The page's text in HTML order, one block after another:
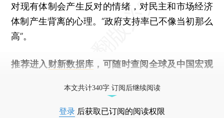
对现有体制会产生反对的情绪，对民主和市场经济
体制产生背离的心理。“政府支持率已不像当初那么
高”。
推荐进入 财新数据库 ，可随时查阅全球及中国宏观
本文共计340字 订阅后继续阅读
登录 后获取已订阅的阅读权限